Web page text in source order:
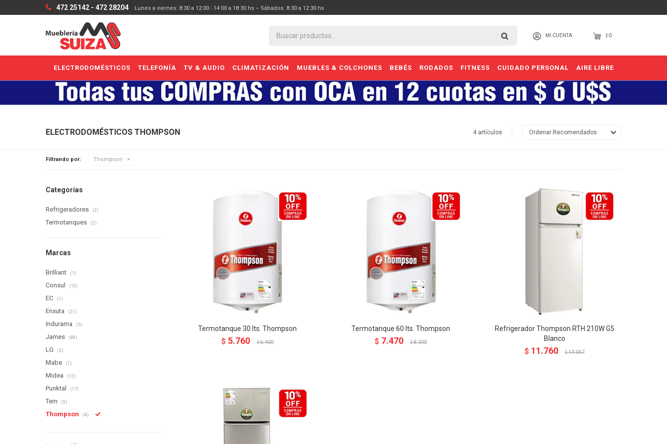
ELECTRODOMÉSTICOS TELEFONÍA TV & AUDIO CLIMATIZACIÓN MUEBLES & COLCHONES BEBÉS RODADOS FITNESS CUIDADO PERSONAL AIRE LIBRE
$ 0
472 25142 - 472 28204 Lunes a viernes: 8:30 a 12:00 - 14:00 a 18:30 hs – Sábados: 8:30 a 12:30 hs
ELECTRODOMÉSTICOS THOMPSON 4 artículos Recomendados
Filtrando por: Thompson
Termotanque 30 lts. Thompson
$ 5.760 $ 6.400
Termotanque 60 lts. Thompson
$ 7.470 $ 8.300
Refrigerador Thompson RTH 210W G5
Blanco
$ 11.760 $ 13.067
Categorías
Refrigeradores (2)
Termotanques (2)
Marcas
Brilliant (1)
Consul (10)
EC (1)
Enxuta (21)
Indurama (5)
James (88)
LG (3)
Mabe (1)
Midea (12)
Punktal (17)
Tem (9)
Thompson (4)